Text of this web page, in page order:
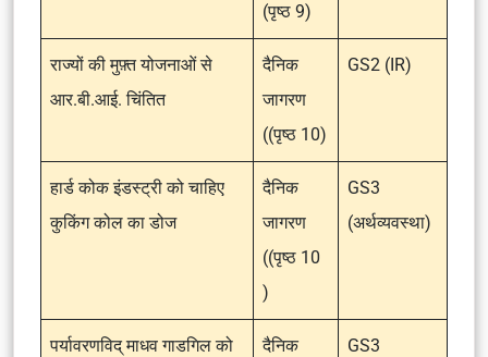
(पृष्ठ 9)
राज्यों की मुफ़्त योजनाओं से
आर.बी.आई. चिंतित
दैनिक
जागरण
((पृष्ठ 10)
GS2 (IR)
हार्ड कोक इंडस्ट्री को चाहिए
कुकिंग कोल का डोज
दैनिक
जागरण
((पृष्ठ 10
)
GS3
(अर्थव्यवस्था)
पर्यावरणविद् माधव गाडगिल को
दैनिक
GS3